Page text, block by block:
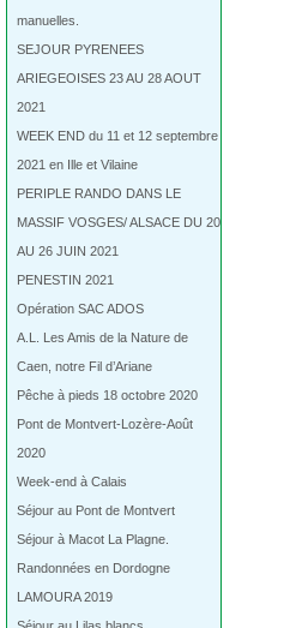
manuelles.
SEJOUR PYRENEES
ARIEGEOISES 23 AU 28 AOUT
2021
WEEK END du 11 et 12 septembre
2021 en Ille et Vilaine
PERIPLE RANDO DANS LE
MASSIF VOSGES/ ALSACE DU 20
AU 26 JUIN 2021
PENESTIN 2021
Opération SAC ADOS
A.L. Les Amis de la Nature de
Caen, notre Fil d’Ariane
Pêche à pieds 18 octobre 2020
Pont de Montvert-Lozère-Août
2020
Week-end à Calais
Séjour au Pont de Montvert
Séjour à Macot La Plagne.
Randonnées en Dordogne
LAMOURA 2019